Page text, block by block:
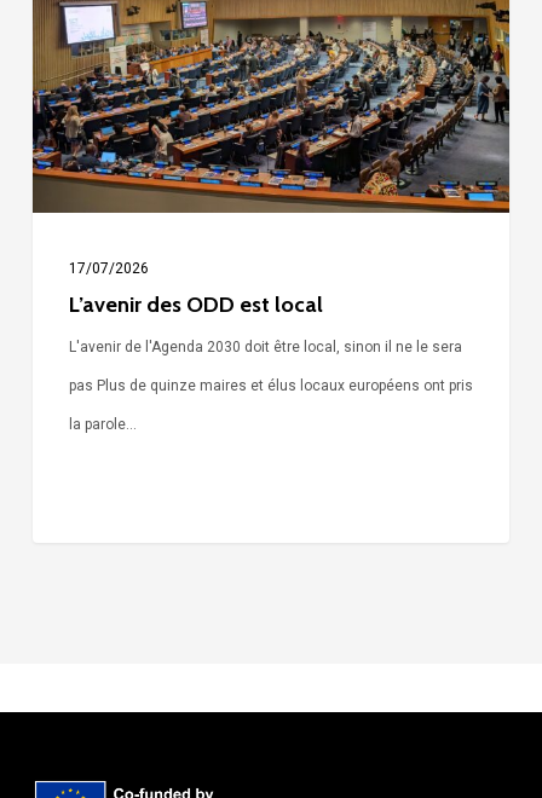
est
17/07/2026
L’avenir des ODD est local
L'avenir de l'Agenda 2030 doit être local, sinon il ne le sera
pas Plus de quinze maires et élus locaux européens ont pris
la parole…